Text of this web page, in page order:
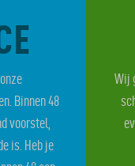
Binnen 48
voorstel,
is. Heb je
Wij